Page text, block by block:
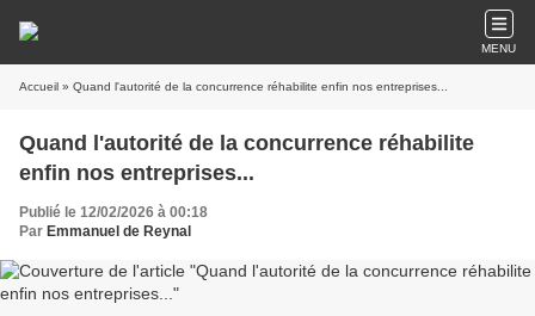
MENU
Accueil » Quand l'autorité de la concurrence réhabilite enfin nos entreprises...
Quand l'autorité de la concurrence réhabilite
enfin nos entreprises...
Publié le 12/02/2026 à 00:18
Par Emmanuel de Reynal